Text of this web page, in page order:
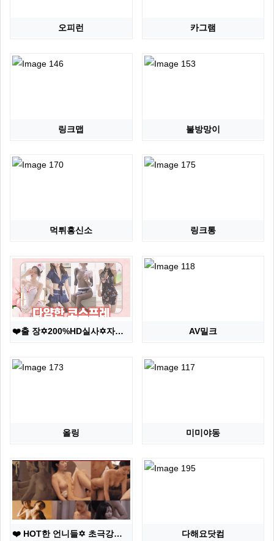
오피런 카그램
링크맵 불방망이
먹튀흥신소 링크통
❤️출 장✡️200%HD실사✡️자연산↘슬림↗가슴✅실물초… AV밀크
올링 미미야동
❤️ HOT한 언니들✡️ 초극강미모 ✴️연애✨와꾸✨마인… 다해요닷컴